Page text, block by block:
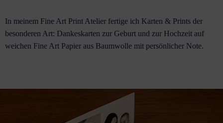
In meinem Fine Art Print Atelier fertige ich Karten & Prints der
besonderen Art: Dankeskarten zur Geburt und zur Hochzeit auf
weichen Fine Art Papier aus Baumwolle mit persönlicher Note.